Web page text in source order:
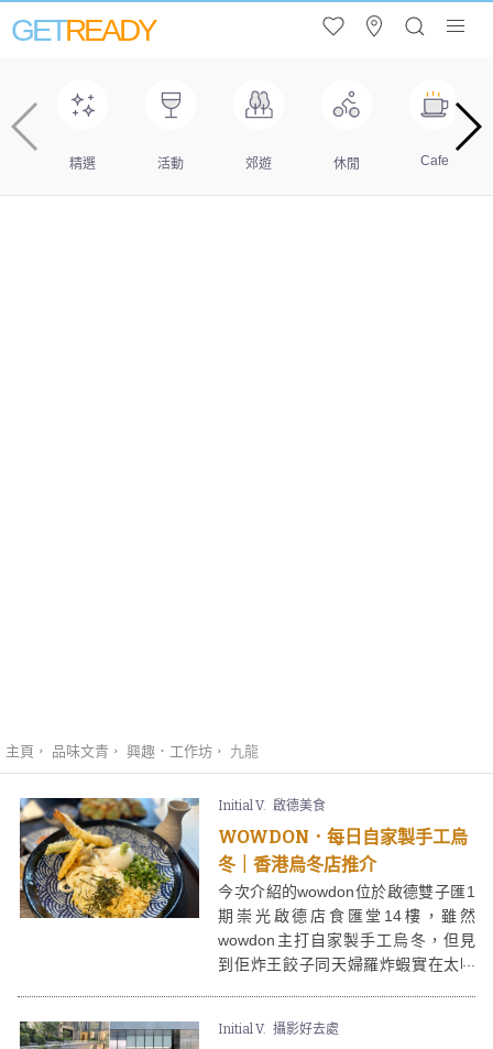
GETREADY
精選 活動 郊遊 休閒 Cafe
主頁 品味文青 興趣．工作坊 九龍
Initial V. 啟德美食
WOWDON．每日自家製手工烏
冬｜香港烏冬店推介
今次介紹的wowdon位於啟德雙子匯1
期崇光啟德店食匯堂14樓，雖然
wowdon主打自家製手工烏冬，但見
到佢炸王餃子同天婦羅炸蝦實在太吸
麵、天婦羅炸蝦燒汁自家制冷烏冬，
Initial V. 攝影好去處